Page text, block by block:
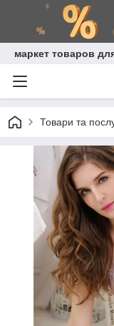
маркет товаров
Товари та